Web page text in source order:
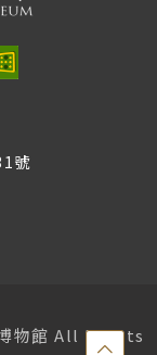
號
物館 All Rights